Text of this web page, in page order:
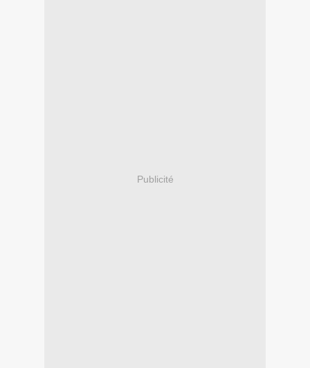
Publicité